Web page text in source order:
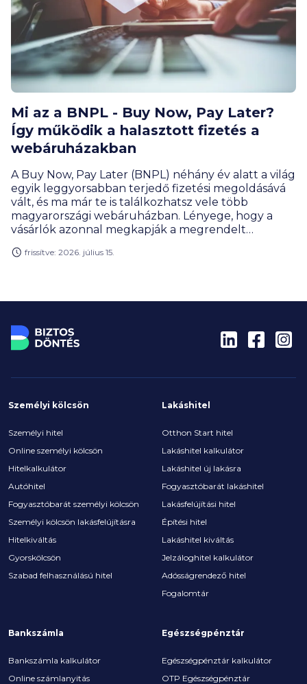
Mi az a BNPL - Buy Now, Pay Later?
Így működik a halasztott fizetés a
webáruházakban
A Buy Now, Pay Later (BNPL) néhány év alatt a világ
egyik leggyorsabban terjedő fizetési megoldásává
vált, és ma már te is találkozhatsz vele több
magyarországi webáruházban. Lényege, hogy a
vásárlók azonnal megkapják a megrendelt
részletben fizetik ki. Hogyan működik a BNPL,
mire érdemes figyelni használat előtt?
frissítve: 2026. július 15.
Személyi kölcsön
Személyi hitel
Online személyi kölcsön
Hitelkalkulátor
Autóhitel
Fogyasztóbarát személyi kölcsön
Személyi kölcsön lakásfelújításra
Hitelkiváltás
Gyorskölcsön
Szabad felhasználású hitel
Lakáshitel
Otthon Start hitel
Lakáshitel kalkulátor
Lakáshitel új lakásra
Fogyasztóbarát lakáshitel
Lakásfelújítási hitel
Építési hitel
Lakáshitel kiváltás
Jelzáloghitel kalkulátor
Adósságrendező hitel
Fogalomtár
Bankszámla
Bankszámla kalkulátor
Online számlanyitás
Egészségpénztár
Egészségpénztár kalkulátor
OTP Egészségpénztár